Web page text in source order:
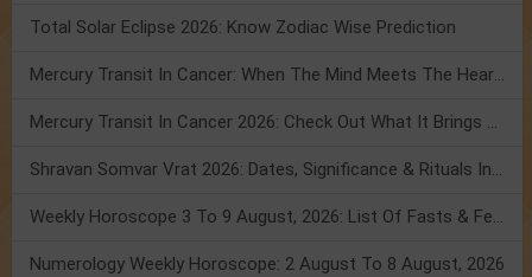
Total Solar Eclipse 2026: Know Zodiac Wise Prediction
Mercury Transit In Cancer: When The Mind Meets The Heart!
Mercury Transit In Cancer 2026: Check Out What It Brings For You
Shravan Somvar Vrat 2026: Dates, Significance & Rituals In August
Weekly Horoscope 3 To 9 August, 2026: List Of Fasts & Festivals
Numerology Weekly Horoscope: 2 August To 8 August, 2026